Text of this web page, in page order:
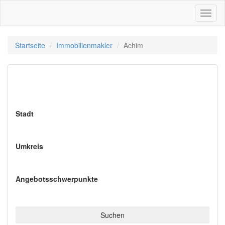
Startseite Immobilienmakler Achim
Immobilienmakler in
Stadt
Umkreis
Angebotsschwerpunkte
Suchen